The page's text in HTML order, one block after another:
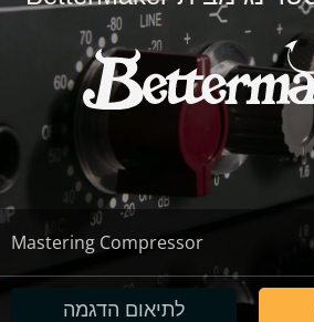
Mastering Compressor
לתיאום הדגמה